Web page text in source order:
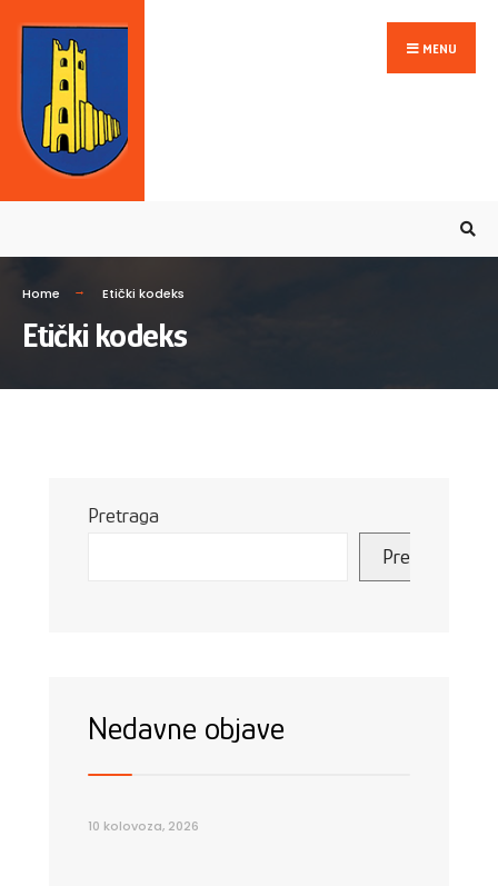
MENU
Home Etički kodeks
Etički kodeks
Pretraga
Pretraga
Nedavne objave
10 kolovoza, 2026